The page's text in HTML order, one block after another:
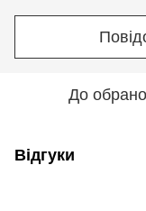
До
Відгуки